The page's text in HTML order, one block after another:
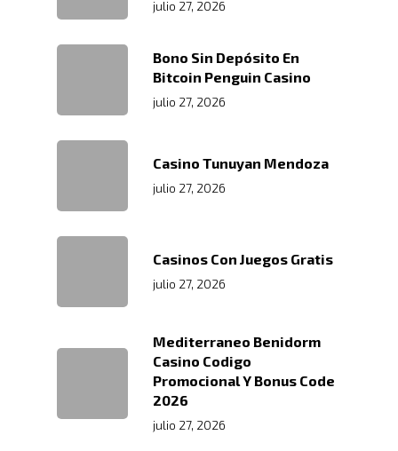
julio 27, 2026
Bono Sin Depósito En
Bitcoin Penguin Casino
julio 27, 2026
Casino Tunuyan Mendoza
julio 27, 2026
Casinos Con Juegos Gratis
julio 27, 2026
Mediterraneo Benidorm
Casino Codigo
Promocional Y Bonus Code
2026
julio 27, 2026